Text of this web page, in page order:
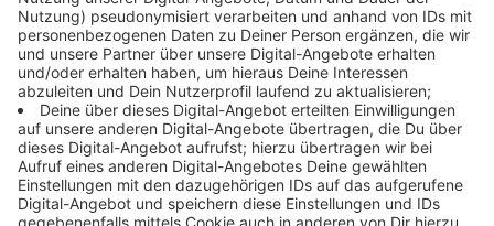
Anzeige
Nun ist mit "Drivers License" ihre Debütsingle
erschienen. Wir dürfen auf viele weitere Songs und
bald auch Alben von Rodrigo gespannt sein. Eine EP
wird für 2021 auch erwartet.